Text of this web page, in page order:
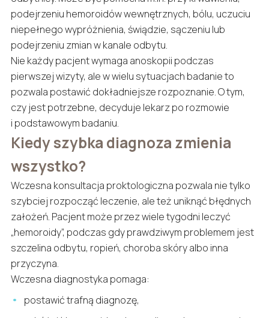
podejrzeniu hemoroidów wewnętrznych, bólu, uczuciu
niepełnego wypróżnienia, świądzie, sączeniu lub
podejrzeniu zmian w kanale odbytu.
Nie każdy pacjent wymaga anoskopii podczas
pierwszej wizyty, ale w wielu sytuacjach badanie to
pozwala postawić dokładniejsze rozpoznanie. O tym,
czy jest potrzebne, decyduje lekarz po rozmowie
i podstawowym badaniu.
Kiedy szybka diagnoza zmienia
wszystko?
Wczesna konsultacja proktologiczna pozwala nie tylko
szybciej rozpocząć leczenie, ale też uniknąć błędnych
założeń. Pacjent może przez wiele tygodni leczyć
„hemoroidy”, podczas gdy prawdziwym problemem jest
szczelina odbytu, ropień, choroba skóry albo inna
przyczyna.
Wczesna diagnostyka pomaga:
postawić trafną diagnozę,